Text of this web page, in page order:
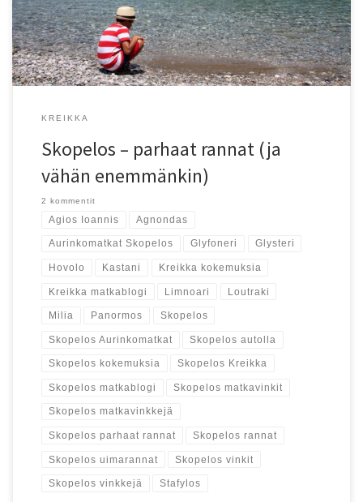
KREIKKA
Skopelos – parhaat rannat (ja
vähän enemmänkin)
2 kommentit
Agios Ioannis Agnondas
Aurinkomatkat Skopelos Glyfoneri Glysteri
Hovolo Kastani Kreikka kokemuksia
Kreikka matkablogi Limnoari Loutraki
Milia Panormos Skopelos
Skopelos Aurinkomatkat Skopelos autolla
Skopelos kokemuksia Skopelos Kreikka
Skopelos matkablogi Skopelos matkavinkit
Skopelos matkavinkkejä
Skopelos parhaat rannat Skopelos rannat
Skopelos uimarannat Skopelos vinkit
Skopelos vinkkejä Stafylos